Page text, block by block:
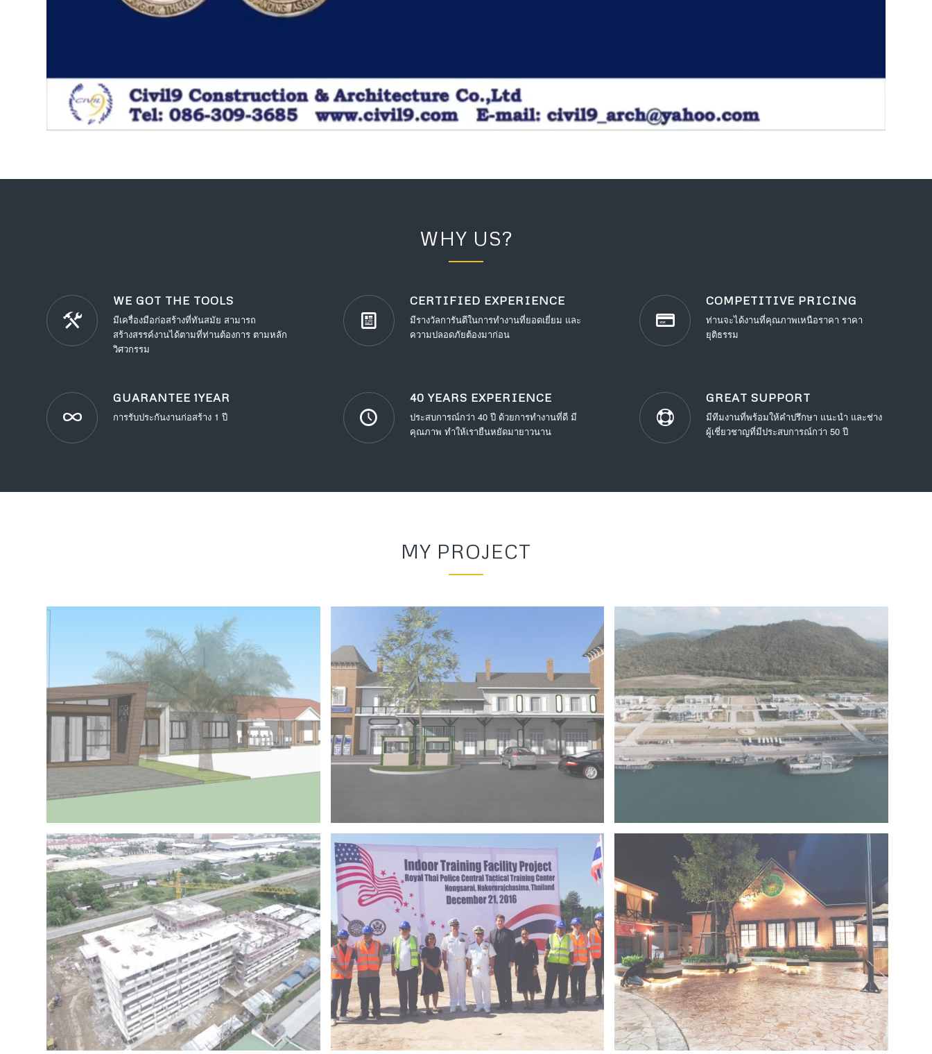
WHY US?
WE GOT THE TOOLS
มีเครื่องมือก่อสร้างที่ทันสมัย สามารถ
สร้างสรรค์งานได้ตามที่ท่านต้องการ ตามหลัก
วิศวกรรม
CERTIFIED EXPERIENCE
มีรางวัลการันตีในการทำงานที่ยอดเยี่ยม และ
ความปลอดภัยต้องมาก่อน
COMPETITIVE PRICING
ท่านจะได้งานที่คุณภาพเหนือราคา ราคา
ยุติธรรม
GUARANTEE 1YEAR
การรับประกันงานก่อสร้าง 1 ปี
40 YEARS EXPERIENCE
ประสบการณ์กว่า 40 ปี ด้วยการทำงานที่ดี มี
คุณภาพ ทำให้เรายืนหยัดมายาวนาน
GREAT SUPPORT
มีทีมงานที่พร้อมให้คำปรึกษา แนะนำ และช่าง
ผู้เชี่ยวชาญที่มีประสบการณ์กว่า 50 ปี
MY PROJECT
Project 15 – IRR OFFICE Project 14 – Bangchak khonkaen Project 13 – Multipurpose Facility